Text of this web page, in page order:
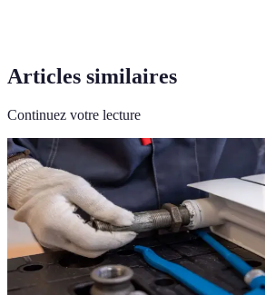
Articles similaires
Continuez votre lecture